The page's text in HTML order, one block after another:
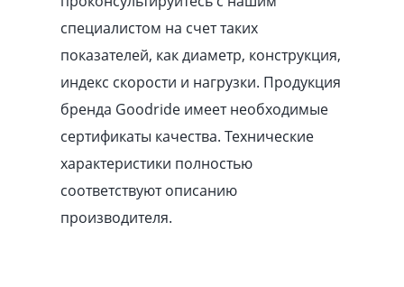
специалистом на счет таких
показателей, как диаметр, конструкция,
индекс скорости и нагрузки. Продукция
бренда Goodride имеет необходимые
сертификаты качества. Технические
характеристики полностью
соответствуют описанию
производителя.